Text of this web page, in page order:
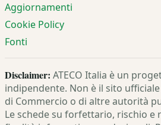
Aggiornamenti
Cookie Policy
Fonti
Disclaimer: ATECO Italia è un
indipendente. Non è il sito ufficiale
di Commercio o di altre autorità
Le schede su forfettario, rischio e